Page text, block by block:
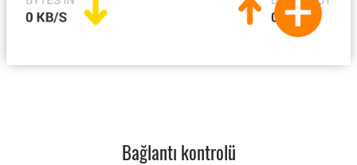
Bağlantı kontrolü